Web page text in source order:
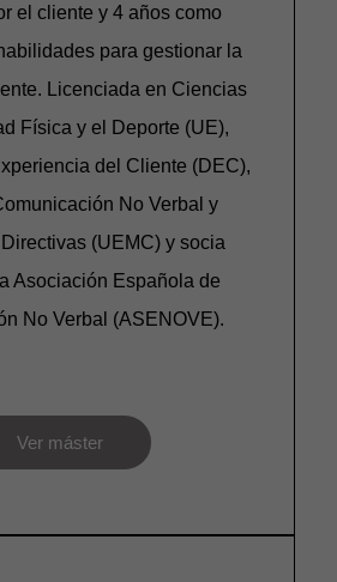
el cliente y 4 años como
para gestionar la
Licenciada en Ciencias
Física y el Deporte (UE),
del Cliente (DEC),
No Verbal y
(UEMC) y socia
Asociación Española de
No Verbal (ASENOVE).
Ver máster